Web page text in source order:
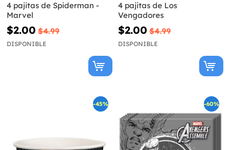
4 pajitas de Spiderman -
Marvel
$2.00 $4.99
DISPONIBLE
4 pajitas de Los
Vengadores
$2.00 $4.99
DISPONIBLE
-45% -60%